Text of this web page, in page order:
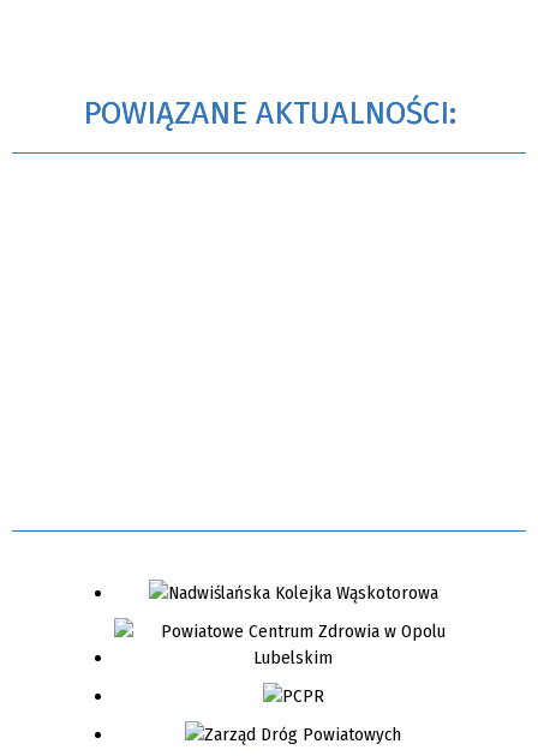
POWIĄZANE AKTUALNOŚCI: